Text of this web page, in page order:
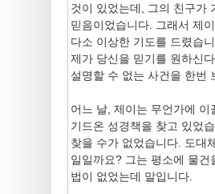
것이 있었는데, 그의 친구가
믿음이었습니다. 그래서 제
다소 이상한 기도를 드렸습니
제가 당신을 믿기를 원하신
설명할 수 없는 사건을 한번
어느 날, 제이는 무언가에 이
기드온 성경책을 찾고 있었
찾을 수가 없었습니다. 도대
일일까요? 그는 평소에 물건
법이 없었는데 말입니다.